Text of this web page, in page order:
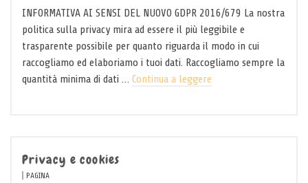
INFORMATIVA AI SENSI DEL NUOVO GDPR 2016/679 La nostra
politica sulla privacy mira ad essere il più leggibile e
trasparente possibile per quanto riguarda il modo in cui
raccogliamo ed elaboriamo i tuoi dati. Raccogliamo sempre la
quantità minima di dati … Continua a leggere
Privacy e cookies
PAGINA